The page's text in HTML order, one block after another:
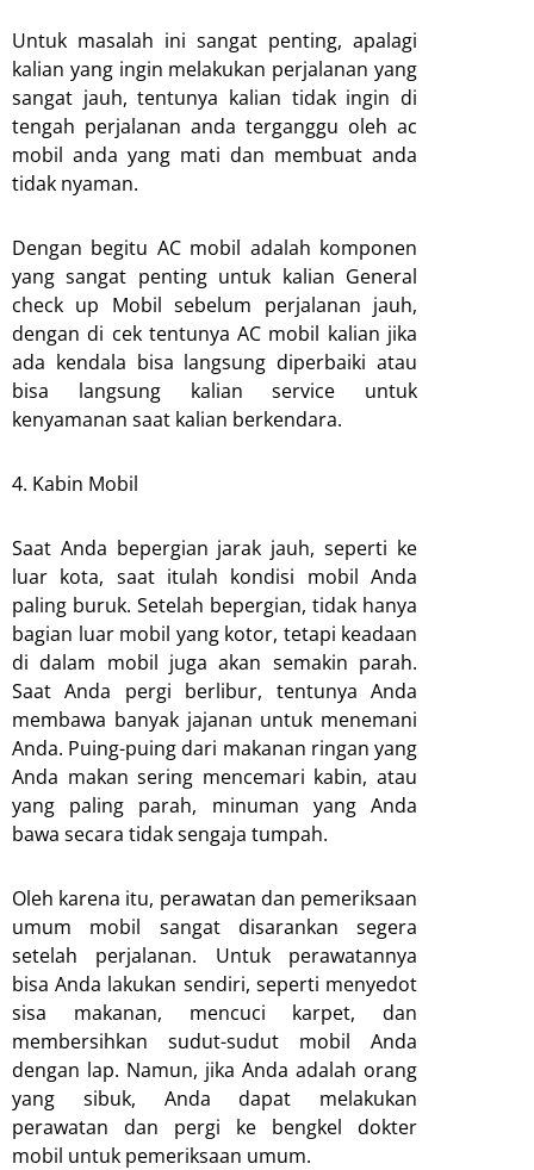
Untuk masalah ini sangat penting, apalagi
kalian yang ingin melakukan perjalanan yang
sangat jauh, tentunya kalian tidak ingin di
tengah perjalanan anda terganggu oleh ac
mobil anda yang mati dan membuat anda
tidak nyaman.
Dengan begitu AC mobil adalah komponen
yang sangat penting untuk kalian General
check up Mobil sebelum perjalanan jauh,
dengan di cek tentunya AC mobil kalian jika
ada kendala bisa langsung diperbaiki atau
bisa langsung kalian service untuk
kenyamanan saat kalian berkendara.
4. Kabin Mobil
Saat Anda bepergian jarak jauh, seperti ke
luar kota, saat itulah kondisi mobil Anda
paling buruk. Setelah bepergian, tidak hanya
bagian luar mobil yang kotor, tetapi keadaan
di dalam mobil juga akan semakin parah.
Saat Anda pergi berlibur, tentunya Anda
membawa banyak jajanan untuk menemani
Anda. Puing-puing dari makanan ringan yang
Anda makan sering mencemari kabin, atau
yang paling parah, minuman yang Anda
bawa secara tidak sengaja tumpah.
Oleh karena itu, perawatan dan pemeriksaan
umum mobil sangat disarankan segera
setelah perjalanan. Untuk perawatannya
bisa Anda lakukan sendiri, seperti menyedot
sisa makanan, mencuci karpet, dan
membersihkan sudut-sudut mobil Anda
dengan lap. Namun, jika Anda adalah orang
yang sibuk, Anda dapat melakukan
perawatan dan pergi ke bengkel dokter
mobil untuk pemeriksaan umum.